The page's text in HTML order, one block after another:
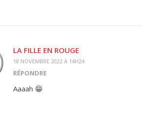
LA FILLE EN ROUGE
18 NOVEMBRE 2022 À 14H24
RÉPONDRE
Aaaah 😁